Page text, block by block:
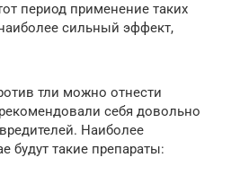
период применение таких
сильный эффект,
тли можно отнести
себя довольно
Наиболее
будут такие препараты: